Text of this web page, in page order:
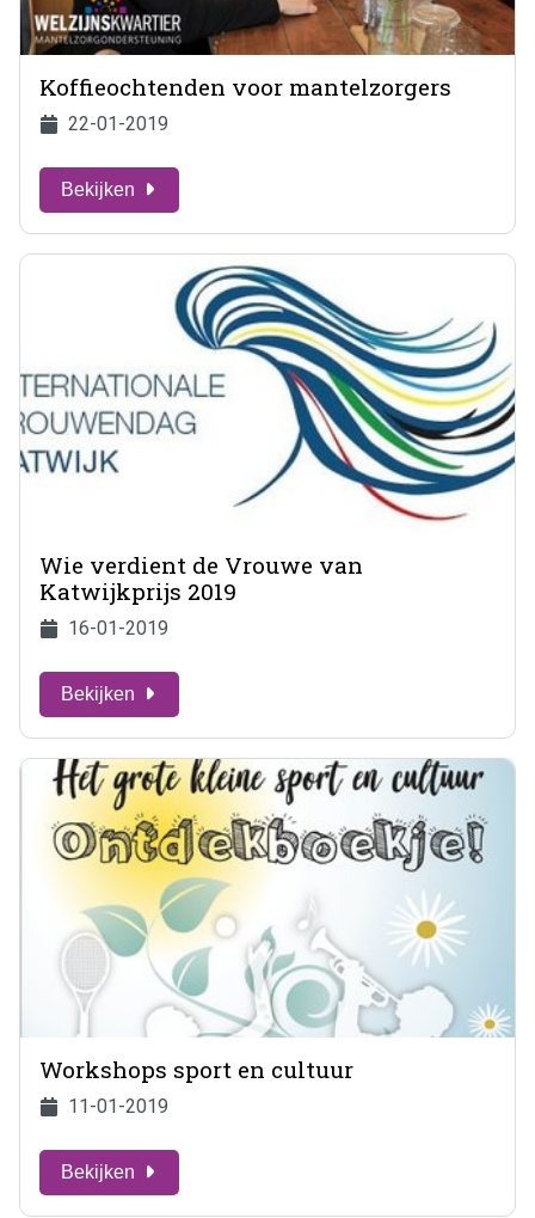
Koffieochtenden voor mantelzorgers
22-01-2019
Bekijken
Wie verdient de Vrouwe van
Katwijkprijs 2019
16-01-2019
Bekijken
Workshops sport en cultuur
11-01-2019
Bekijken